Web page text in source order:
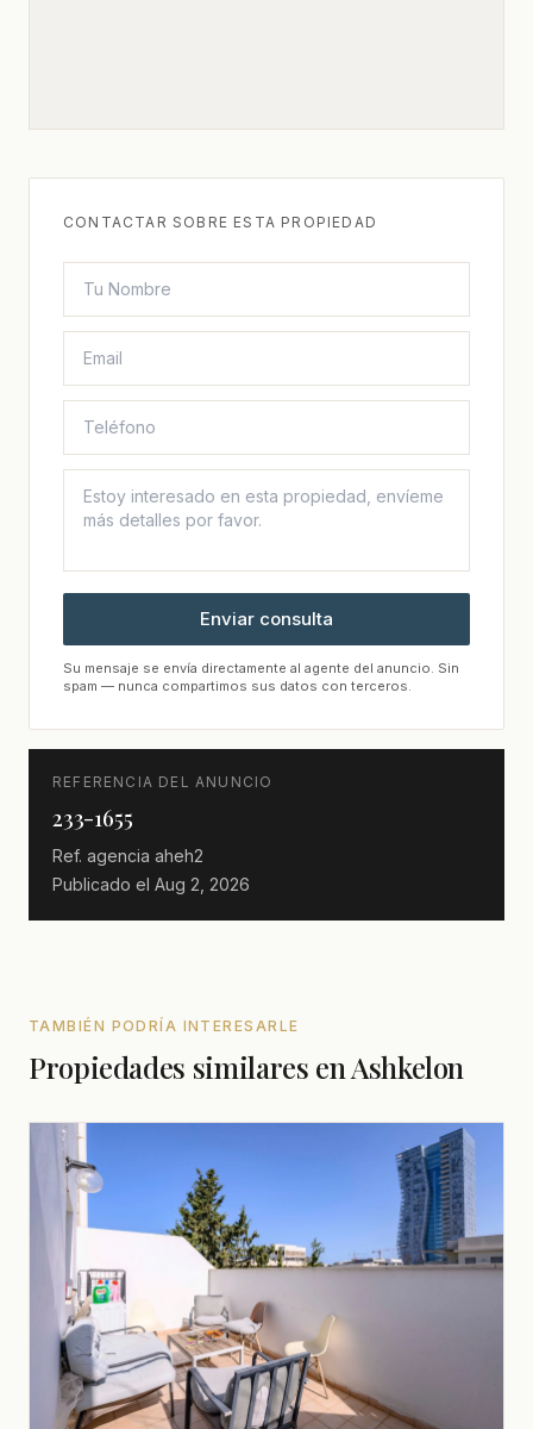
CONTACTAR SOBRE ESTA PROPIEDAD
Enviar consulta
Su mensaje se envía directamente al agente del anuncio. Sin
spam — nunca compartimos sus datos con terceros.
REFERENCIA DEL ANUNCIO
233-1655
Ref. agencia aheh2
Publicado el Aug 2, 2026
TAMBIÉN PODRÍA INTERESARLE
Propiedades similares en Ashkelon